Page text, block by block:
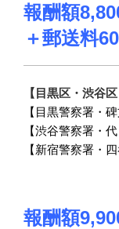
報酬額
＋郵送料
【目黒区・渋谷
【目黒警察署・
【渋谷警察署・
【新宿警察署・
報酬額